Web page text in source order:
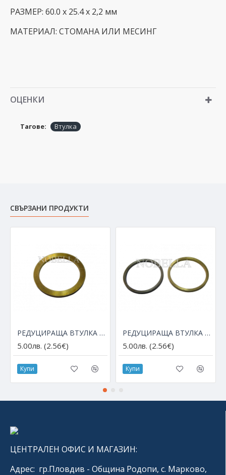
РАЗМЕР: 60.0 х 25.4 х 2,2 мм
МАТЕРИАЛ: СТОМАНА ИЛИ МЕСИНГ
ОЦЕНКИ
Тагове: Втулка
СВЪРЗАНИ ПРОДУКТИ
РЕДУЦИРАЩА ВТУЛКА 25.4X20.0 мм
5.00лв. (2.56€)
Купи
РЕДУЦИРАЩА ВТУЛКА 25.4X22.23 мм
5.00лв. (2.56€)
Купи
ЦЕНТРАЛЕН ОФИС И МАГАЗИН:
Адрес: гр.Пловдив - Община Родопи, с. Марково,